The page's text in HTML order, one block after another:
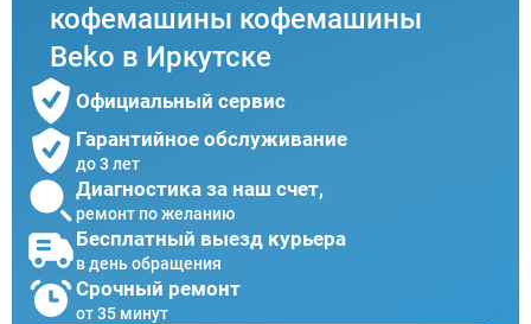
кофемашины кофемашины
Beko в Иркутске
Официальный сервис
Гарантийное обслуживание
до 3 лет
Диагностика за наш счет,
ремонт по желанию
Бесплатный выезд курьера
в день обращения
Срочный ремонт
от 35 минут